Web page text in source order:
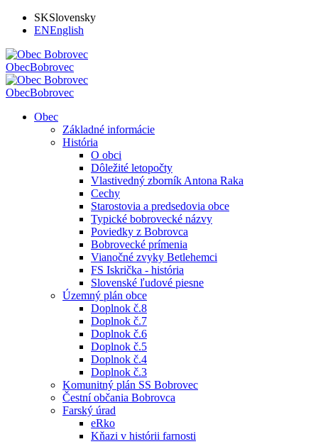
SKSlovensky
ENEnglish
ObecBobrovec
ObecBobrovec
Obec
Základné informácie
História
O obci
Dôležité letopočty
Vlastivedný zborník Antona Raka
Cechy
Starostovia a predsedovia obce
Typické bobrovecké názvy
Poviedky z Bobrovca
Bobrovecké prímenia
Vianočné zvyky Betlehemci
FS Iskrička - história
Slovenské ľudové piesne
Územný plán obce
Doplnok č.8
Doplnok č.7
Doplnok č.6
Doplnok č.5
Doplnok č.4
Doplnok č.3
Komunitný plán SS Bobrovec
Čestní občania Bobrovca
Farský úrad
eRko
Kňazi v histórii farnosti